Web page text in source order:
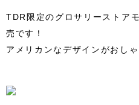
TDR限定のグロサリーストア
売です！
アメリカンなデザインがおしゃ